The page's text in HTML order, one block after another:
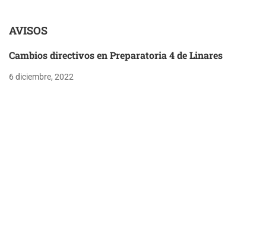
AVISOS
Cambios directivos en Preparatoria 4 de Linares
6 diciembre, 2022